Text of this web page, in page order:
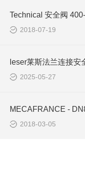
2018-07-19
2025-05-27
2018-03-05